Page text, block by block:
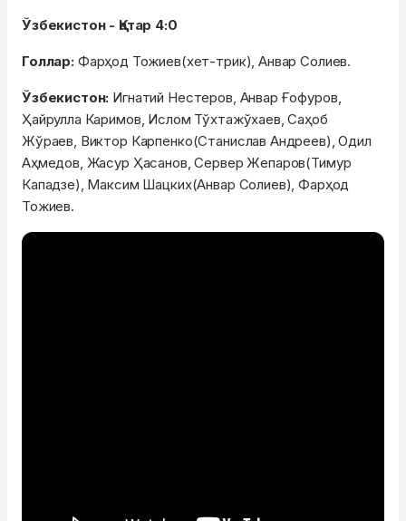
Ўзбекистон - Қатар 4:0
Голлар: Фарҳод Тожиев(хет-трик), Анвар Солиев.
Ўзбекистон: Игнатий Нестеров, Анвар Ғофуров,
Ҳайрулла Каримов, Ислом Тўхтажўхаев, Саҳоб
Жўраев, Виктор Карпенко(Станислав Андреев), Одил
Аҳмедов, Жасур Ҳасанов, Сервер Жепаров(Тимур
Кападзе), Максим Шацких(Анвар Солиев), Фарҳод
Тожиев.